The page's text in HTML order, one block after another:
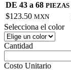
DE 43 a 68 PIEZAS
$123.50 MXN
Selecciona el color
Cantidad
Costo Unitario